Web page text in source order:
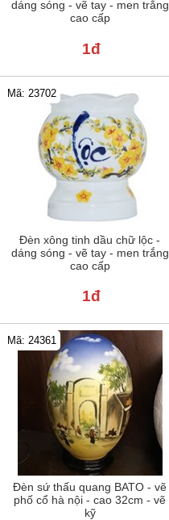
dáng sóng - vẽ tay - men trắng
cao cấp
1đ
Đèn xông tinh dầu chữ lộc -
dáng sóng - vẽ tay - men trắng
cao cấp
Mã: 23702
1đ
Đèn sứ thấu quang BATO - vẽ
phố cổ hà nội - cao 32cm - vẽ
kỹ
Mã: 24361